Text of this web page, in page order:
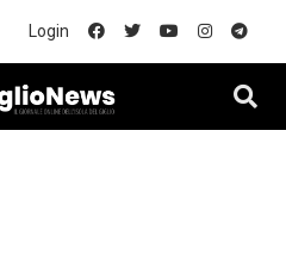
Login